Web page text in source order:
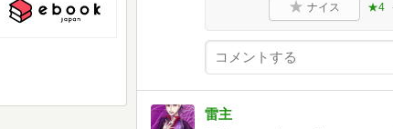
ナイス ★4
雷主